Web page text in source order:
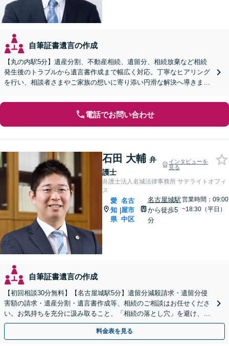
自筆証書遺言の作成
【丸の内駅5分】遺産分割、不動産相続、遺留分、相続放棄など相続
発生後のトラブルから遺言書作成まで幅広く対応。丁寧なヒアリング
を行い、相談者さまやご家族の想いに寄り添い円滑な解決へ導きます
電話でお問い合わせ
石田 大輔 弁
護士
インタビューを
見る
弁護士法人名城法律事務所 サテライトオフィ
ス
愛
知
県
|
名古
屋市
中区
名古屋城駅
から徒歩5
分
営業時間：09:00
~18:30（平日）
自筆証書遺言の作成
【初回相談30分無料】【名古屋城駅5分】遺留分減殺請求・遺留分侵
害額の請求・遺産分割・遺言書作成等、相続のご相談はお任せくださ
い。お気持ちを充分に汲み取ること、「相続の落とし穴」を避け、あ
らゆる可能性を把握することで最良の解決を目指します。
料金表を見る